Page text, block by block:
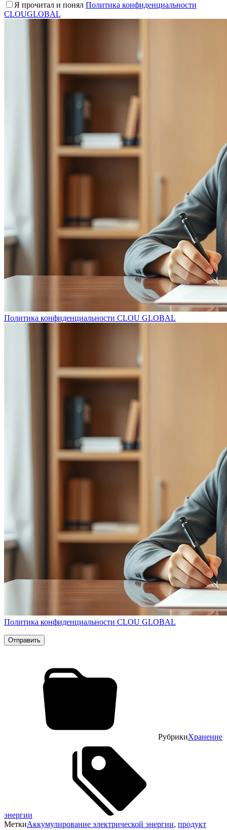
Я прочитал и понял Политика конфиденциальности
CLOUGLOBAL
Политика конфиденциальности CLOU GLOBAL
Политика конфиденциальности CLOU GLOBAL
РубрикиХранение
энергии
МеткиАккумулирование электрической энергии, продукт